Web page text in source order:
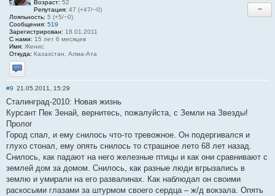
Возраст: 52
Репутация: 47 (+47/−0)
Лояльность: 5 (+5/−0)
Сообщения: 519
Зарегистрирован: 18.01.2011
С нами: 15 лет 6 месяцев
Имя: Женис
Откуда: Казахстан, Алма-Ата
Отправить личное сообщение
−
#9 21.05.2011, 15:29
Сталинград-2010: Новая жизнь
Курсант Пек Зенай, вернитесь, пожалуйста, с Земли на Звезды!
Пролог
Город спал, и ему снилось что-то тревожное. Он подергивался и
глухо стонал, ему опять снилось то страшное лето 68 лет назад.
Снилось, как падают на него железные птицы и как они сравнивают с
землей дом за домом. Снилось, как разные люди вгрызались в
землю и умирали на его развалинах. Как наблюдал он своими
раскосыми глазами за штурмом своего сердца – ж/д вокзала. Опять